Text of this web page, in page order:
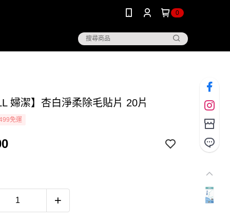
0
婦潔】杏白淨柔除毛貼片 20片
免運